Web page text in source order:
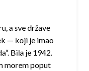
a sve države
— koji je imao
Bila je 1942.
morem poput